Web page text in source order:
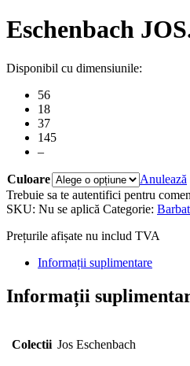
Eschenbach
Disponibil cu dimensiunile:
56
18
37
145
–
Culoare
Anulează
Trebuie sa te autentifici pentru
SKU: Nu se aplică Categorie:
Prețurile afișate nu includ TVA
Informații suplimentare
Informații
Colectii Jos Eschenbach